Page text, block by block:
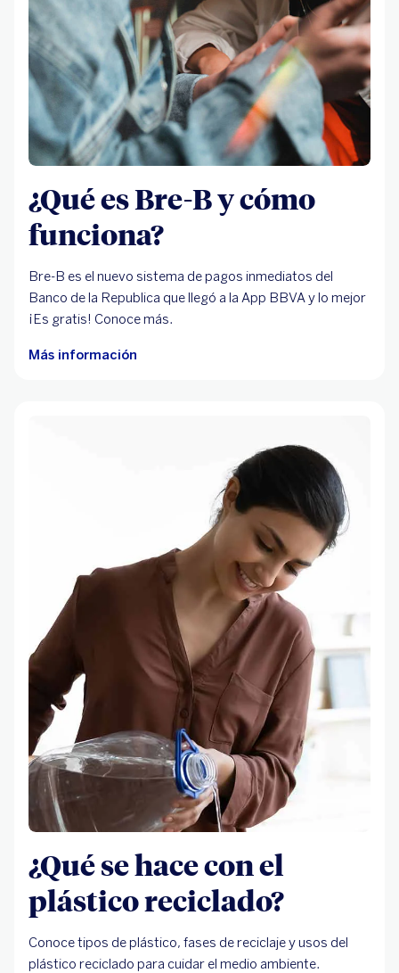
¿Qué es Bre-B y cómo
funciona?
Bre-B es el nuevo sistema de pagos inmediatos del
Banco de la Republica que llegó a la App BBVA y lo mejor
¡Es gratis! Conoce más.
Más información
¿Qué se hace con el
plástico reciclado?
Conoce tipos de plástico, fases de reciclaje y usos del
plástico reciclado para cuidar el medio ambiente.